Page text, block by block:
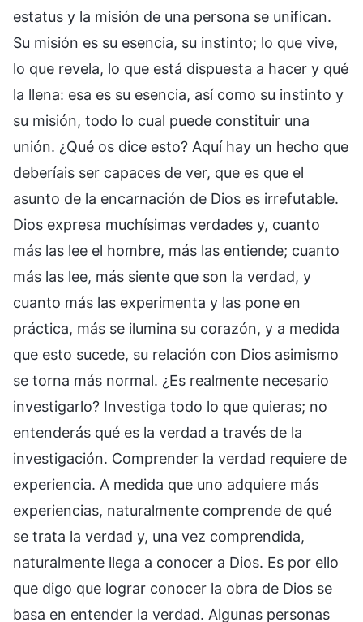
estatus y la misión de una persona se unifican.
Su misión es su esencia, su instinto; lo que vive,
lo que revela, lo que está dispuesta a hacer y qué
la llena: esa es su esencia, así como su instinto y
su misión, todo lo cual puede constituir una
unión. ¿Qué os dice esto? Aquí hay un hecho que
deberíais ser capaces de ver, que es que el
asunto de la encarnación de Dios es irrefutable.
Dios expresa muchísimas verdades y, cuanto
más las lee el hombre, más las entiende; cuanto
más las lee, más siente que son la verdad, y
cuanto más las experimenta y las pone en
práctica, más se ilumina su corazón, y a medida
que esto sucede, su relación con Dios asimismo
se torna más normal. ¿Es realmente necesario
investigarlo? Investiga todo lo que quieras; no
entenderás qué es la verdad a través de la
investigación. Comprender la verdad requiere de
experiencia. A medida que uno adquiere más
experiencias, naturalmente comprende de qué
se trata la verdad y, una vez comprendida,
naturalmente llega a conocer a Dios. Es por ello
que digo que lograr conocer la obra de Dios se
basa en entender la verdad. Algunas personas